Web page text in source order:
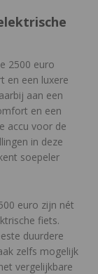
2500 euro
en een luxere
aan een
en een
accu voor de
in deze
soepeler
euro zijn nét
fiets.
duurdere
zelfs mogelijk
vergelijkbare